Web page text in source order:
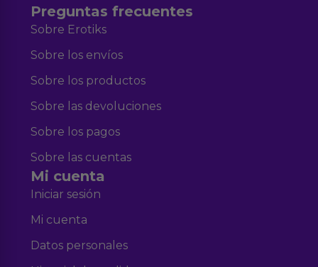
Preguntas frecuentes
Sobre Erotiks
Sobre los envíos
Sobre los productos
Sobre las devoluciones
Sobre los pagos
Sobre las cuentas
Mi cuenta
Iniciar sesión
Mi cuenta
Datos personales